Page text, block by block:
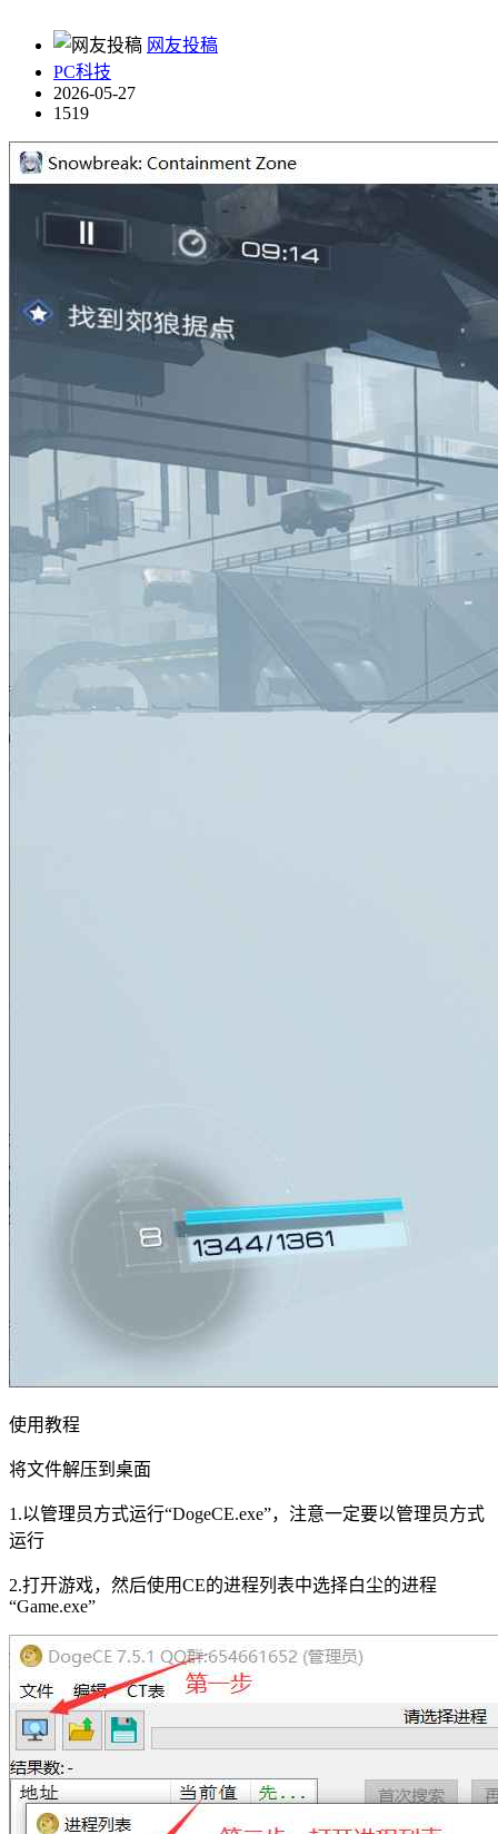
网友投稿
PC科技
2026-05-27
1519
使用教程
将文件解压到桌面
1.以管理员方式运行“DogeCE.exe”，注意一定要以管理员方式
运行
2.打开游戏，然后使用CE的进程列表中选择白尘的进程
“Game.exe”